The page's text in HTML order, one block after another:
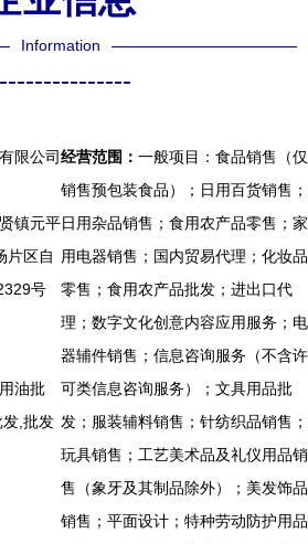
Information
限公司
镇元平
片区自
号
油批
,批发
经营范围： 一般项目：食品销售（仅
销售预包装食品）；日用百货销售；
日用杂品销售；食用农产品零售；家
用电器销售；国内贸易代理；化妆品
零售；食用农产品批发；进出口代
理；数字文化创意内容应用服务；电
器辅件销售；信息咨询服务（不含许
可类信息咨询服务）；文具用品批
发；服装辅料销售；针纺织品销售；
玩具销售；工艺美术品及礼仪用品销
售（象牙及其制品除外）；美发饰品
销售；平面设计；特种劳动防护用品